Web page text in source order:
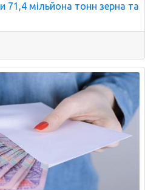
71,4 мільйона тонн зерна та